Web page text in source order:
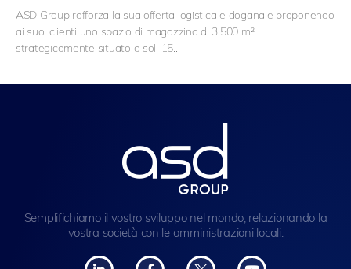
ASD Group rafforza la sua offerta logistica e doganale proponendo
ai suoi clienti uno spazio di magazzino di 3.500 m²,
strategicamente situato a soli 15…
Semplifichiamo il vostro sviluppo nel mondo, relazionando la
vostra società con le amministrazioni locali.